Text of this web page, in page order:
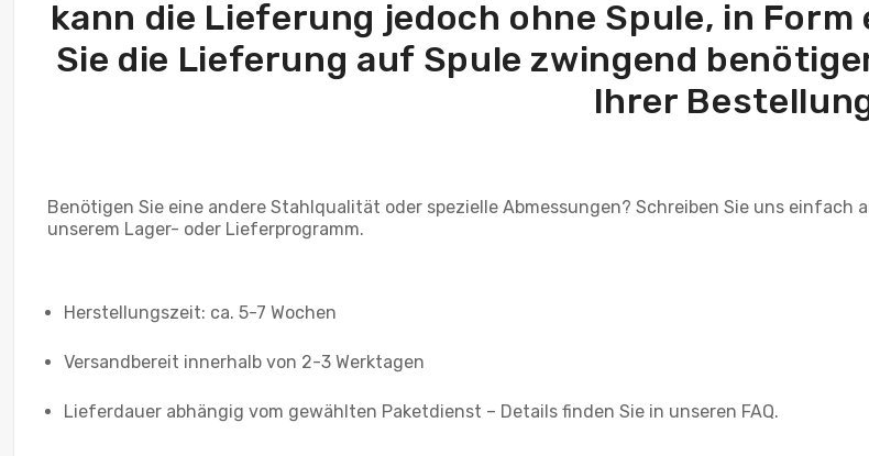
kann die Lieferung jedoch ohne Spule, in
Sie die Lieferung auf Spule zwingend
Ihrer
Benötigen Sie eine andere Stahlqualität oder spezielle Abmessungen? Schreiben Sie uns
unserem Lager- oder Lieferprogramm.
Herstellungszeit: ca. 5-7 Wochen
Versandbereit innerhalb von 2-3 Werktagen
Lieferdauer abhängig vom gewählten Paketdienst – Details finden Sie in unseren FAQ.